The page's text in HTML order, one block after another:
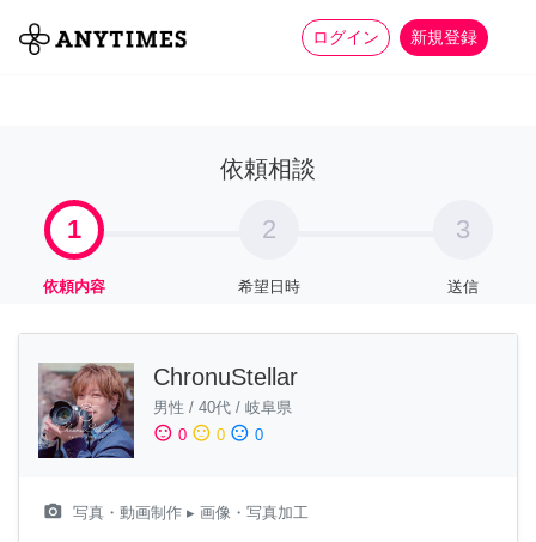
ログイン 新規登録
全て 家事 more_horiz
依頼相談
1
依頼内容
2
希望日時
3
送信
ChronuStellar
男性 / 40代 / 岐阜県
sentiment_satisfied 0 sentiment_neutral 0 sentiment_dissatisfied 0
camera_alt 写真・動画制作 ▸ 画像・写真加工